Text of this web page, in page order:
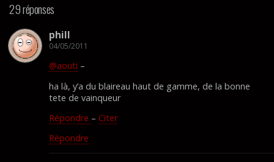
29 réponses
phill
04/05/2011
@aouti –
ha là, y’a du blaireau haut de gamme, de la bonne
tete de vainqueur
Répondre – Citer
Répondre